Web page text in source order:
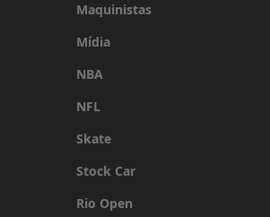
Maquinistas
Mídia
NBA
NFL
Skate
Stock Car
Rio Open